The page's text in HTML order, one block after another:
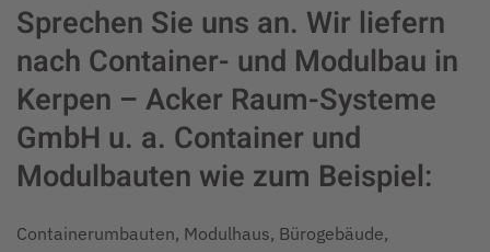
Sprechen Sie uns an. Wir liefern
nach Container- und Modulbau in
Kerpen – Acker Raum-Systeme
GmbH u. a. Container und
Modulbauten wie zum Beispiel:
Containerumbauten, Modulhaus, Bürogebäude,